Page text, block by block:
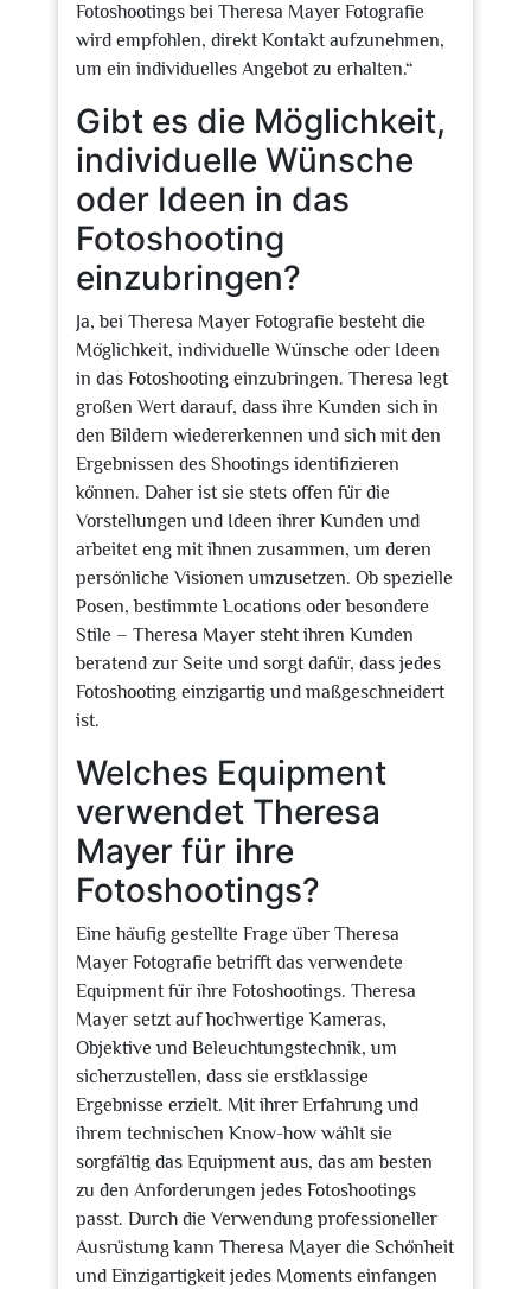
Fotoshootings bei Theresa Mayer Fotografie
wird empfohlen, direkt Kontakt aufzunehmen,
um ein individuelles Angebot zu erhalten.“
Gibt es die Möglichkeit,
individuelle Wünsche
oder Ideen in das
Fotoshooting
einzubringen?
Ja, bei Theresa Mayer Fotografie besteht die
Möglichkeit, individuelle Wünsche oder Ideen
in das Fotoshooting einzubringen. Theresa legt
großen Wert darauf, dass ihre Kunden sich in
den Bildern wiedererkennen und sich mit den
Ergebnissen des Shootings identifizieren
können. Daher ist sie stets offen für die
Vorstellungen und Ideen ihrer Kunden und
arbeitet eng mit ihnen zusammen, um deren
persönliche Visionen umzusetzen. Ob spezielle
Posen, bestimmte Locations oder besondere
Stile – Theresa Mayer steht ihren Kunden
beratend zur Seite und sorgt dafür, dass jedes
Fotoshooting einzigartig und maßgeschneidert
ist.
Welches Equipment
verwendet Theresa
Mayer für ihre
Fotoshootings?
Eine häufig gestellte Frage über Theresa
Mayer Fotografie betrifft das verwendete
Equipment für ihre Fotoshootings. Theresa
Mayer setzt auf hochwertige Kameras,
Objektive und Beleuchtungstechnik, um
sicherzustellen, dass sie erstklassige
Ergebnisse erzielt. Mit ihrer Erfahrung und
ihrem technischen Know-how wählt sie
sorgfältig das Equipment aus, das am besten
zu den Anforderungen jedes Fotoshootings
passt. Durch die Verwendung professioneller
Ausrüstung kann Theresa Mayer die Schönheit
und Einzigartigkeit jedes Moments einfangen